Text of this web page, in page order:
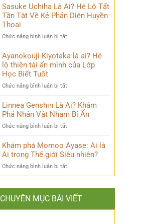
năng
lực’
chuyện
thú
vị
Kento
Là
Phá
Sư
Lý
Số
Bi
Thương
Sasuke Uchiha Là Ai? Hé Lộ Tất
Tần Tật Về Kẻ Phản Diện Huyền
Thoại
Chức năng bình luận bị tắt
Uchiha
Lộ
Tần
Tật
Kẻ
Diện
Huyền
Ayanokouji Kiyotaka là ai? Hé
lộ thiên tài ẩn mình của Lớp
Học Biết Tuốt
Chức năng bình luận bị tắt
Kiyotaka
Hé
thiên
tài
Lớp
Học
Linnea Genshin Là Ai? Khám
Phá Nhân Vật Nham Bí Ẩn
Chức năng bình luận bị tắt
Genshin
Là
Khám
Phá
Vật
Nham
Bí
Khám phá Momoo Ayase: Ai là
Ai trong Thế giới Siêu nhiên?
Chức năng bình luận bị tắt
Khám
Ayase:
Ai
CHUYÊN MỤC BÀI VIẾT